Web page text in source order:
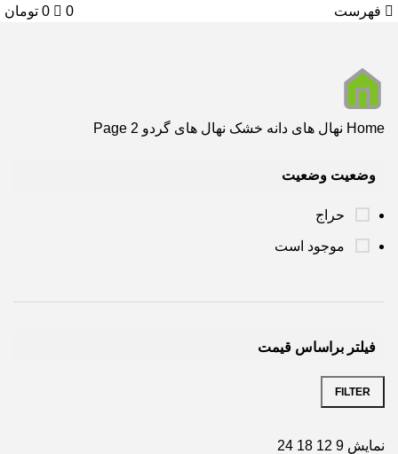
فهرست 0
0 تومان
Home نهال های دانه خشک نهال های گردو Page 2
وضعیت وضعیت
حراج
موجود است
فیلتر براساس قیمت
FILTER
نمایش 9
12
18
24